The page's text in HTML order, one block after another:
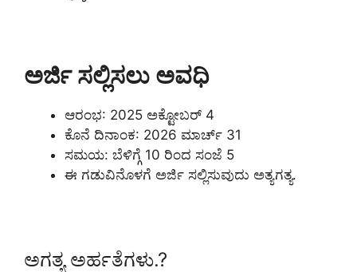
ಅರ್ಜಿ ಸಲ್ಲಿಸಲು ಅವಧಿ
ಆರಂಭ: 2025 ಅಕ್ಟೋಬರ್ 4
ಕೊನೆ ದಿನಾಂಕ: 2026 ಮಾರ್ಚ್ 31
ಸಮಯ: ಬೆಳಿಗ್ಗೆ 10 ರಿಂದ ಸಂಜೆ 5
ಈ ಗಡುವಿನೊಳಗೆ ಅರ್ಜಿ ಸಲ್ಲಿಸುವುದು ಅತ್ಯಗತ್ಯ.
ಅಗತ್ಯ ಅರ್ಹತೆಗಳು.?